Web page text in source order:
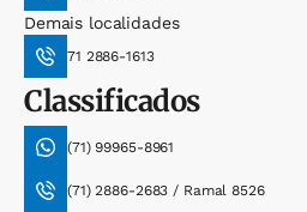
Demais localidades
71 2886-1613
Classificados
(71) 99965-8961
(71) 2886-2683 / Ramal 8526